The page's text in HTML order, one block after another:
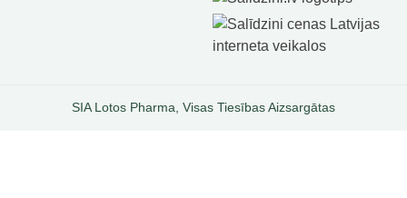
SIA Lotos Pharma, Visas Tiesības Aizsargātas